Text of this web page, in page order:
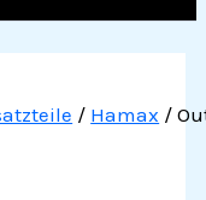
/ Hamax /